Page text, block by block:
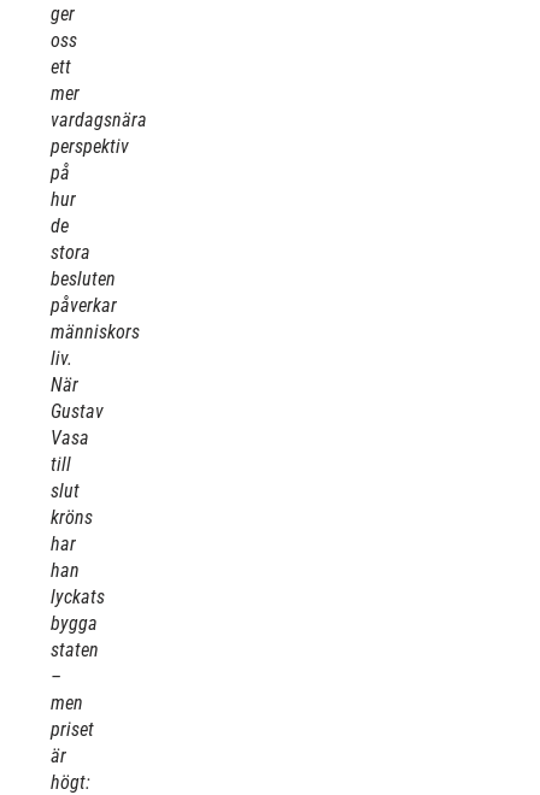
ger
oss
ett
mer
vardagsnära
perspektiv
på
hur
de
stora
besluten
påverkar
människors
liv.
När
Gustav
Vasa
till
slut
kröns
har
han
lyckats
bygga
staten
–
men
priset
är
högt: